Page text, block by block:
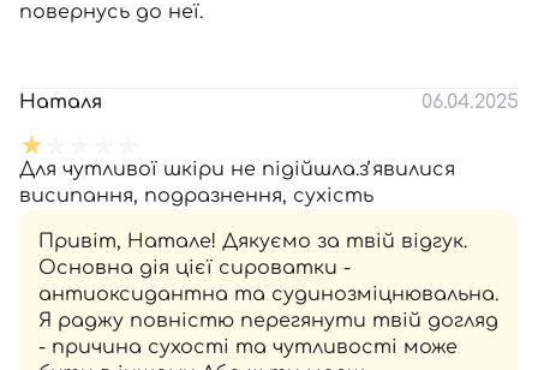
повернусь до неї.
Наталя 06.04.2025
Для чутливої шкіри не підійшла.зʼявилися
висипання, подразнення, сухість
Привіт, Натале! Дякуємо за твій відгук.
Основна дія цієї сироватки -
антиоксидантна та судинозміцнювальна.
Я раджу повністю перегянути твій догляд
- причина сухості та чутливості може